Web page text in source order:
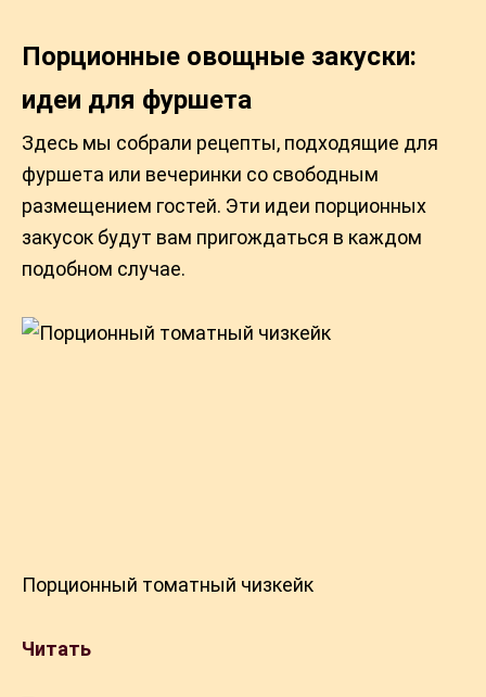
Порционные овощные закуски:
идеи для фуршета
Здесь мы собрали рецепты, подходящие для
фуршета или вечеринки со свободным
размещением гостей. Эти идеи порционных
закусок будут вам пригождаться в каждом
подобном случае.
Порционный томатный чизкейк
Читать